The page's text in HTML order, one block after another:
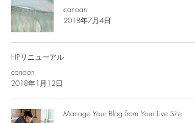
canoan
2018年7月4日
HPリニューアル
canoan
2018年1月12日
Manage Your Blog from Your Live Site